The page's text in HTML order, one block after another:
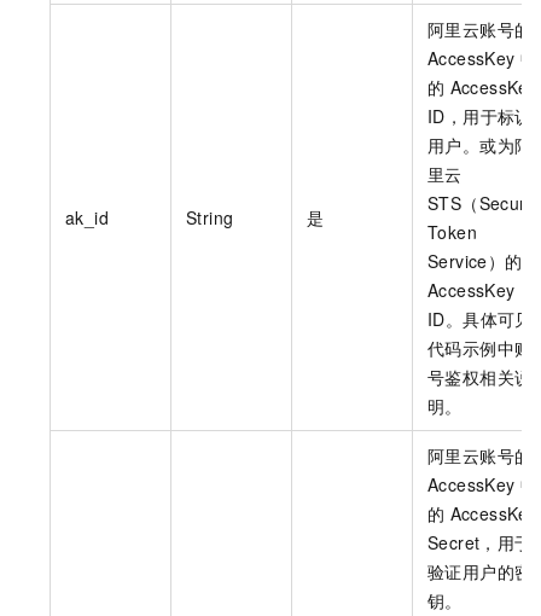
ak_id String 是
阿里云账号的
AccessKey 中
的 AccessKey
ID，用于标识
用户。或为阿
里云
STS（
Token
Service）的
AccessKey
ID。具体可见
代码示例中账
号鉴权相关说
明。
阿里云账号的
AccessKey 中
的 AccessKey
Secret，用于
验证用户的密
钥。